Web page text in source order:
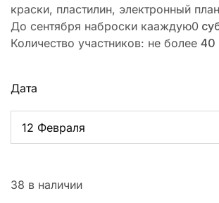
краски, пластилин, электронный
До сентября наброски кааждую0
Количество участников: не более 40
Дата
38 в наличии